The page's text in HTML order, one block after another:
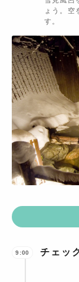
ょう。空
す。
9:00 チェッ